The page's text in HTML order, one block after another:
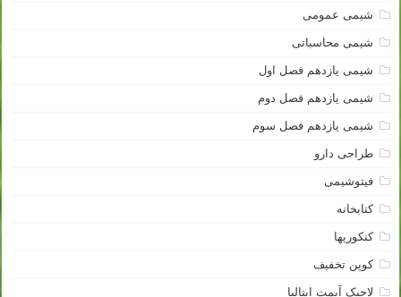
شیمی عمومی
شیمی محاسباتی
شیمی یازدهم فصل اول
شیمی یازدهم فصل دوم
شیمی یازدهم فصل سوم
طراحی دارو
فیتوشیمی
کتابخانه
کنکوریها
کوپن تخفیف
لاجیک آیمت ایتالیا